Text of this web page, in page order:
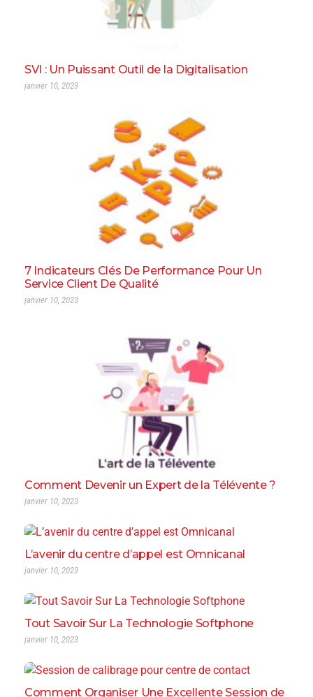
SVI : Un Puissant Outil de la Digitalisation
janvier 10, 2023
7 Indicateurs Clés De Performance Pour Un
Service Client De Qualité
janvier 10, 2023
Comment Devenir un Expert de la Télévente ?
janvier 10, 2023
L’avenir du centre d’appel est Omnicanal
janvier 10, 2023
Tout Savoir Sur La Technologie Softphone
janvier 10, 2023
Comment Organiser Une Excellente Session de